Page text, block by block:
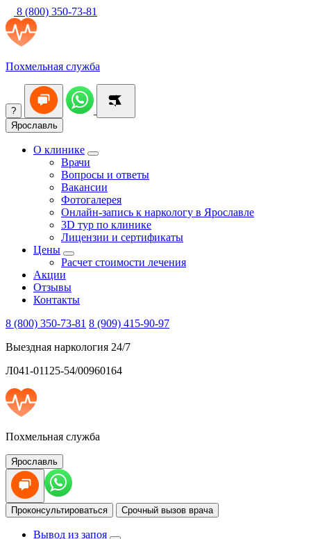
8 (800) 350-73-81
Похмельная служба
?
Ярославль
О клинике
Врачи
Вопросы и ответы
Вакансии
Фотогалерея
Онлайн-запись к наркологу в Ярославле
3D тур по клинике
Лицензии и сертификаты
Цены
Расчет стоимости лечения
Акции
Отзывы
Контакты
8 (800) 350-73-81 8 (909) 415-90-97
Выездная наркология 24/7
Л041-01125-54/00960164
Похмельная служба
Ярославль
Проконсультироваться Срочный вызов врача
Вывод из запоя